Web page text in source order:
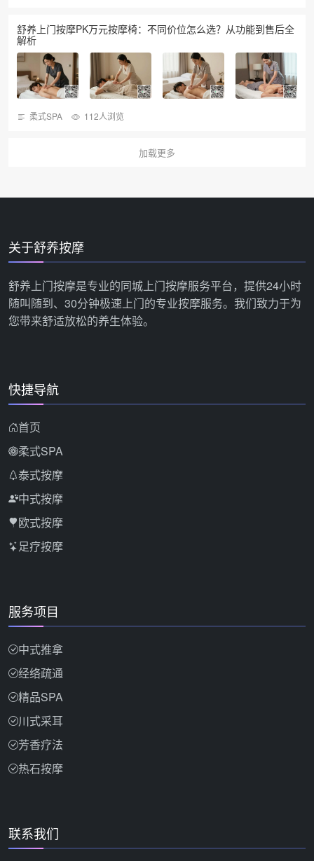
舒养上门按摩PK万元按摩椅：不同价位怎么选？从功能到售后全
解析
柔式SPA 112人浏览
加载更多
关于舒养按摩
舒养上门按摩是专业的同城上门按摩服务平台，提供24小时
随叫随到、30分钟极速上门的专业按摩服务。我们致力于为
您带来舒适放松的养生体验。
快捷导航
首页
柔式SPA
泰式按摩
中式按摩
欧式按摩
足疗按摩
服务项目
中式推拿
经络疏通
精品SPA
川式采耳
芳香疗法
热石按摩
联系我们